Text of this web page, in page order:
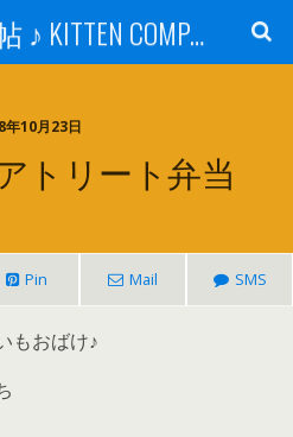
はなうた手帖 ♪ KITTEN COMPANY
年10月23日
トリート弁当
Pin Mail SMS
もおばけ♪